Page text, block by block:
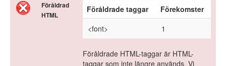
Föråldrad
HTML
Föråldrade taggar
Förekomster
<font>
1
Föråldrade HTML-taggar är HTML-
taggar som inte längre används. Vi